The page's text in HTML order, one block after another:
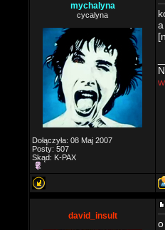
mychalyna
cycalyna
Dołączyła: 08 Maj 2007
Posty: 507
Skąd: K-PAX
david_insult